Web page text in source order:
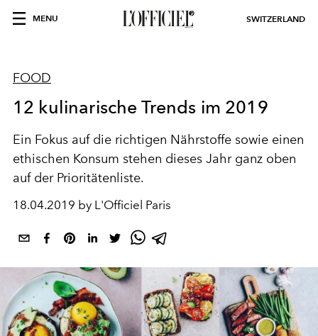
MENU SWITZERLAND
FOOD
12 kulinarische Trends im 2019
Ein Fokus auf die richtigen Nährstoffe sowie einen
ethischen Konsum stehen dieses Jahr ganz oben
auf der Prioritätenliste.
18.04.2019 by L'Officiel Paris